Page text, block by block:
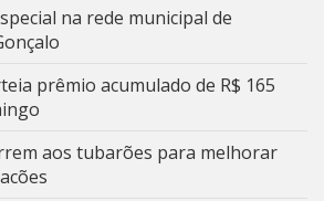
na rede municipal de
prêmio acumulado de R$ 165
aos tubarões para melhorar